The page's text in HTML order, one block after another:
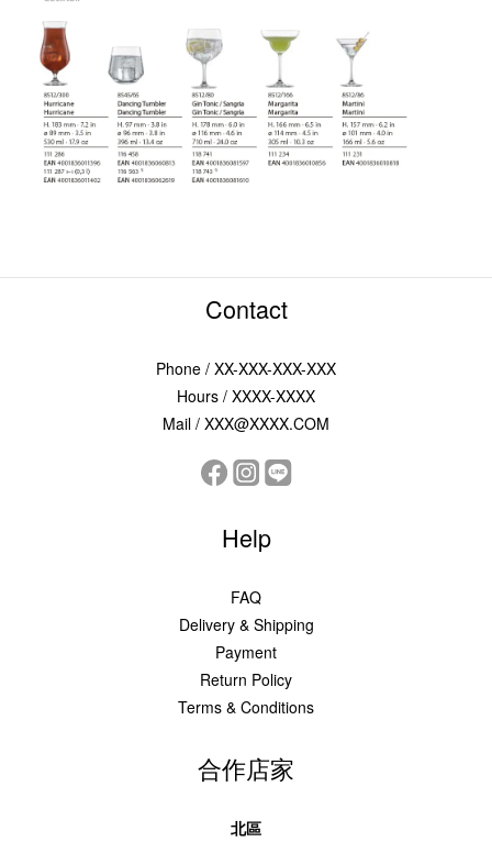
Contact
Phone / XX-XXX-XXX-XXX
Hours / XXXX-XXXX
Mail / XXX@XXXX.COM
Help
FAQ
Delivery & Shipping
Payment
Return Policy
Terms & Conditions
合作店家
北區